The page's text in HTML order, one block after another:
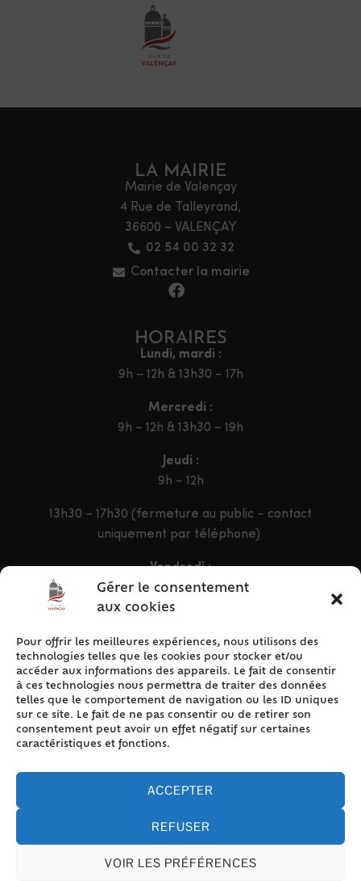
Gérer le consentement
aux cookies
Pour offrir les meilleures expériences, nous utilisons des
technologies telles que les cookies pour stocker et/ou
accéder aux informations des appareils. Le fait de consentir
à ces technologies nous permettra de traiter des données
telles que le comportement de navigation ou les ID uniques
sur ce site. Le fait de ne pas consentir ou de retirer son
consentement peut avoir un effet négatif sur certaines
caractéristiques et fonctions.
ACCEPTER
REFUSER
VOIR LES PRÉFÉRENCES
LA MAIRIE
Mairie de Valençay
4 Rue de Talleyrand,
36600 – VALENÇAY
02 54 00 32 32
Contacter la mairie
HORAIRES
Lundi, mardi :
9h – 12h & 13h30 – 17h
Mercredi :
9h – 12h & 13h30 – 19h
Jeudi :
9h – 12h
13h30 – 17h30 (fermeture au public – contact
uniquement par téléphone)
Vendredi :
9h – 12h & 13h30 – 16h30
ACCÈS RAPIDE
Accueil
Contact
Plan du site
Mentions légales
Politique de cookies (UE)